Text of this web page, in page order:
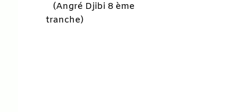
(Angré Djibi 8 ème
tranche)